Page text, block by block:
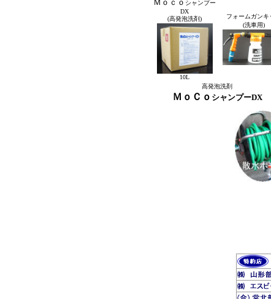
Ｍｏｃｏ シャンプー
DX
(高発泡洗剤)
10L
フォームガンキ
(洗車用)
高発泡洗剤
ＭｏＣｏ シャンプーDX